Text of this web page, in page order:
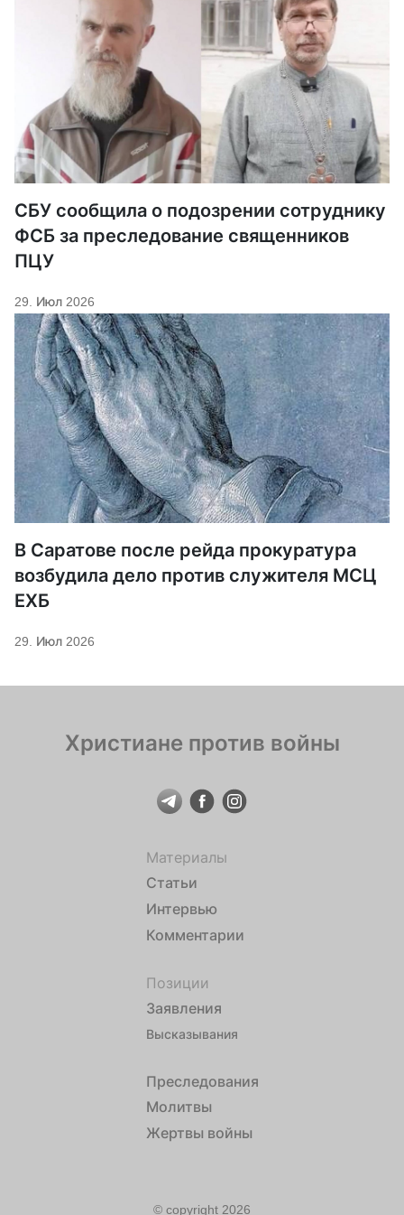
СБУ сообщила о подозрении сотруднику
ФСБ за преследование священников
ПЦУ
29. Июл 2026
В Саратове после рейда прокуратура
возбудила дело против служителя МСЦ
ЕХБ
29. Июл 2026
Христиане против войны
Материалы
Статьи
Интервью
Комментарии
Позиции
Заявления
Высказывания
Преследования
Молитвы
Жертвы войны
© copyright 2026